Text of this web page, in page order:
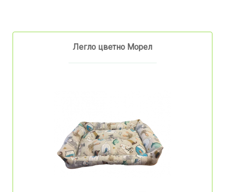
Легло цветно Морел